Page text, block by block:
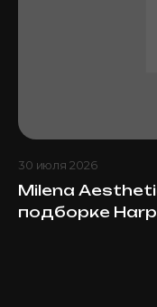
30 июля 2026
Milena
подборке